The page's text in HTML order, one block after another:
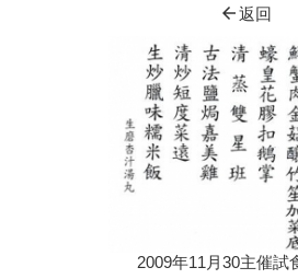
arrow_back返回
2009年11月30主催試